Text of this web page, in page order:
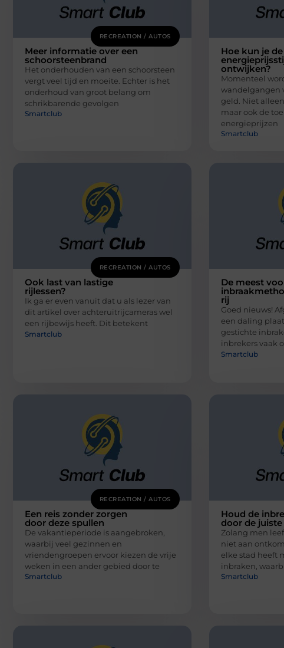
RECREATION / AUTOS
Meer informatie over een
schoorsteenbrand
Het onderhouden van een schoorsteen
vergt veel tijd en moeite. Echter is het
onderhoud van groot belang om
schrikbarende gevolgen
Smartclub
Hoe kun je de
ontwijken?
Momenteel
wandelgangen
geld. Niet
maar ook de
energieprijzen
Smartclub
RECREATION / AUTOS
Ook last van lastige
rijlessen?
Ik ga er even vanuit dat u als lezer van
dit artikel over achteruitrijcameras wel
een rijbewijs heeft. Dit betekent
Smartclub
De meest
rij
Goed nieuws!
een daling
gestichte
inbrekers vaak
Smartclub
RECREATION / AUTOS
Een reis zonder zorgen
door deze spullen
De vakantieperiode is aangebroken,
waarbij veel gezinnen en
vriendengroepen ervoor kiezen de vrije
weken in een ander gebied door te
Smartclub
Houd de
door de
Zolang men
niet aan
elke stad heeft
inbraken,
Smartclub